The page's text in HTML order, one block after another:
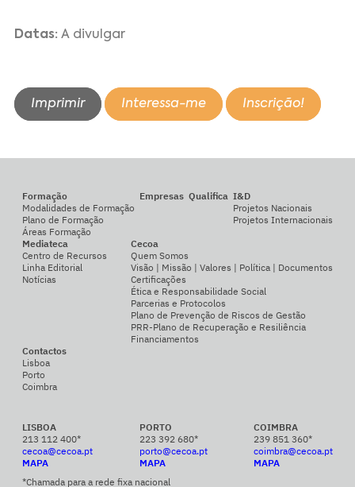
Datas:A divulgar
Imprimir Interessa-me Inscrição!
Formação
Modalidades de Formação
Plano de Formação
Áreas Formação
Empresas Qualifica I&D
Projetos Nacionais
Projetos Internacionais
Mediateca
Centro de Recursos
Linha Editorial
Notícias
Cecoa
Quem Somos
Visão | Missão | Valores | Política | Documentos
Certificações
Ética e Responsabilidade Social
Parcerias e Protocolos
Plano de Prevenção de Riscos de Gestão
PRR-Plano de Recuperação e Resiliência
Financiamentos
Contactos
Lisboa
Porto
Coimbra
LISBOA
213 112 400*
cecoa@cecoa.pt
MAPA
PORTO
223 392 680*
porto@cecoa.pt
MAPA
COIMBRA
239 851 360*
coimbra@cecoa.pt
MAPA
*Chamada para a rede fixa nacional